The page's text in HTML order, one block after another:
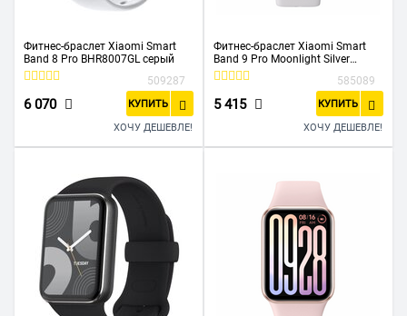
Фитнес-браслет Xiaomi Smart
Band 8 Pro BHR8007GL серый
509287
6 070 КУПИТЬ
ХОЧУ ДЕШЕВЛЕ!
Фитнес-браслет Xiaomi Smart
Band 9 Pro Moonlight Silver
(BHR8715GL)
585089
5 415 КУПИТЬ
ХОЧУ ДЕШЕВЛЕ!